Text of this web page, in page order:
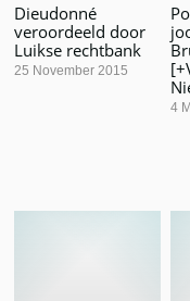
Dieudonné
veroordeeld door
Luikse rechtbank
25 November 2015
4